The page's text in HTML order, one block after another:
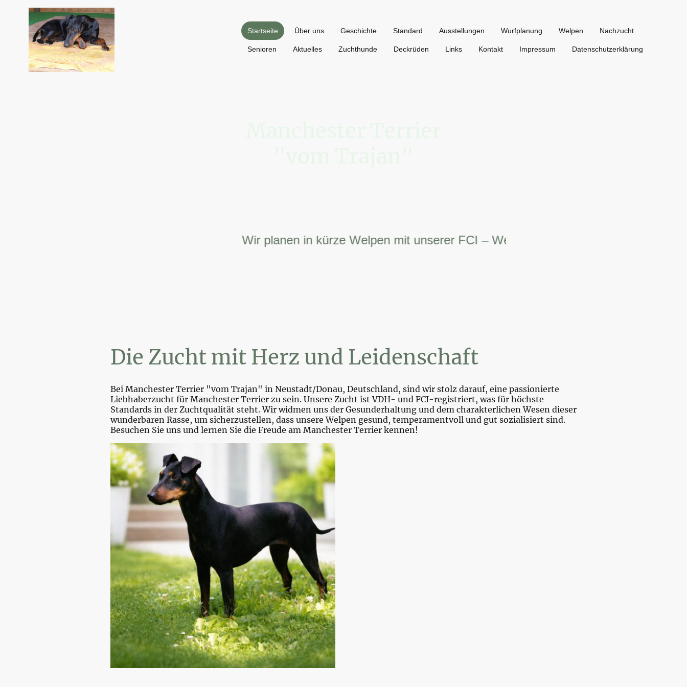
Startseite Über uns Geschichte Standard Ausstellungen Wurfplanung Welpen Nachzucht
Senioren Aktuelles Zuchthunde Deckrüden Links Kontakt Impressum Datenschutzerklärung
Wir planen in kürze Welpen mit unserer FCI – Weltsiegerin.
Die Zucht mit Herz und Leidenschaft
Bei Manchester Terrier "vom Trajan" in Neustadt/Donau, Deutschland, sind wir stolz darauf, eine passionierte
Liebhaberzucht für Manchester Terrier zu sein. Unsere Zucht ist VDH- und FCI-registriert, was für höchste
Standards in der Zuchtqualität steht. Wir widmen uns der Gesunderhaltung und dem charakterlichen Wesen dieser
wunderbaren Rasse, um sicherzustellen, dass unsere Welpen gesund, temperamentvoll und gut sozialisiert sind.
Besuchen Sie uns und lernen Sie die Freude am Manchester Terrier kennen!